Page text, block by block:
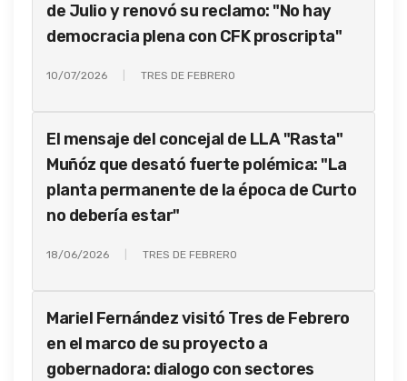
de Julio y renovó su reclamo: "No hay
democracia plena con CFK proscripta"
10/07/2026 TRES DE FEBRERO
El mensaje del concejal de LLA "Rasta"
Muñóz que desató fuerte polémica: "La
planta permanente de la época de Curto
no debería estar"
18/06/2026 TRES DE FEBRERO
Mariel Fernández visitó Tres de Febrero
en el marco de su proyecto a
gobernadora: dialogo con sectores